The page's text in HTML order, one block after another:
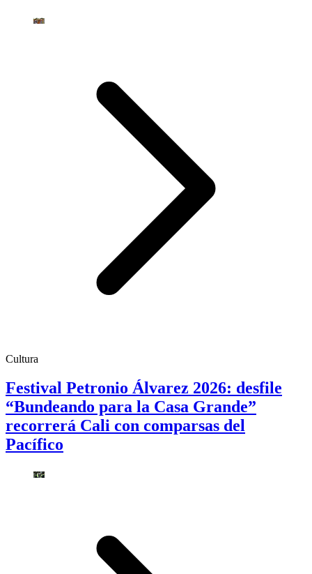
Cultura
Festival Petronio Álvarez 2026: desfile
“Bundeando para la Casa Grande”
recorrerá Cali con comparsas del
Pacífico